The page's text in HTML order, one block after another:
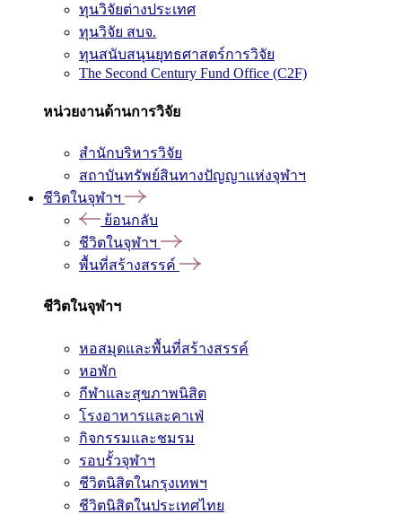
ทุนวิจัยต่างประเทศ
ทุนวิจัย สบจ.
ทุนสนับสนุนยุทธศาสตร์การวิจัย
The Second Century Fund Office (C2F)
หน่วยงานด้านการวิจัย
สำนักบริหารวิจัย
สถาบันทรัพย์สินทางปัญญาแห่งจุฬาฯ
ชีวิตในจุฬาฯ
ย้อนกลับ
ชีวิตในจุฬาฯ
พื้นที่สร้างสรรค์
ชีวิตในจุฬาฯ
หอสมุดและพื้นที่สร้างสรรค์
หอพัก
กีฬาและสุขภาพนิสิต
โรงอาหารและคาเฟ่
กิจกรรมและชมรม
รอบรั้วจุฬาฯ
ชีวิตนิสิตในกรุงเทพฯ
ชีวิตนิสิตในประเทศไทย